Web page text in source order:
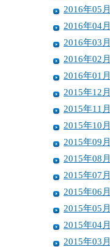
2016年05月
2016年04月
2016年03月
2016年02月
2016年01月
2015年12月
2015年11月
2015年10月
2015年09月
2015年08月
2015年07月
2015年06月
2015年05月
2015年04月
2015年03月